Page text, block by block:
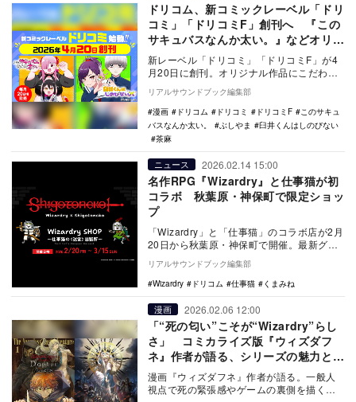
ドリコム、新コミックレーベル「ドリ
コミ」「ドリコミF」創刊へ 『この
サキュバスなんか太い。』などオリジ
ナル作品を展開
新レーベル「ドリコミ」「ドリコミF」が4
月20日に創刊。オリジナル作品にこだわ
り、『このサキュバスなんか太い。』など
の注目作が並…
リアルサウンドブック編集部
漫画
ドリコム ドリコミ ドリコミF
このサキュ
バスなんか太い。
ぶしやま
臼井くんはしのびない
茶麻
ニュース 2026.02.14 15:00
名作RPG『Wizardry』と仕事猫が初
コラボ 秋葉原・神保町で限定ショッ
プ
「Wizardry」と「仕事猫」のコラボ店が2月
20日から秋葉原・神保町で開催。最新グッ
ズの先行販売ほか、限定特典の配布も行わ
れ…
リアルサウンドブック編集部
Wizardry
ドリコム 仕事猫 くまみね
漫画 2026.02.06 12:00
「“死の匂い”こそが“Wizardry”らし
さ」 コミカライズ版『ウィズダフ
ネ』作者が語る、シリーズの魅力とフ
ァンの美学
漫画『ウィズダフネ』作者が語る。一般人
視点で死の緊張感やゲームの裏側を描く狙